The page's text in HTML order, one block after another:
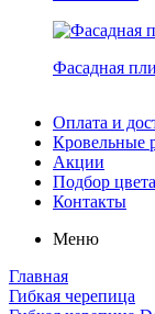
Фасадная
Оплата и
Кровельные
Акции
Подбор цвета
Контакты
Меню
Главная
Гибкая черепица